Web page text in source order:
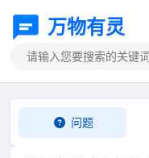
万物有灵
问题